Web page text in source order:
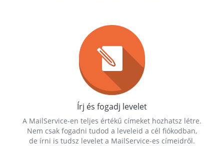
Írj és fogadj levelet
A MailService-en teljes értékű címeket hozhatsz létre.
Nem csak fogadni tudod a leveleid a cél fiókodban,
de írni is tudsz levelet a MailService-es címeidről.